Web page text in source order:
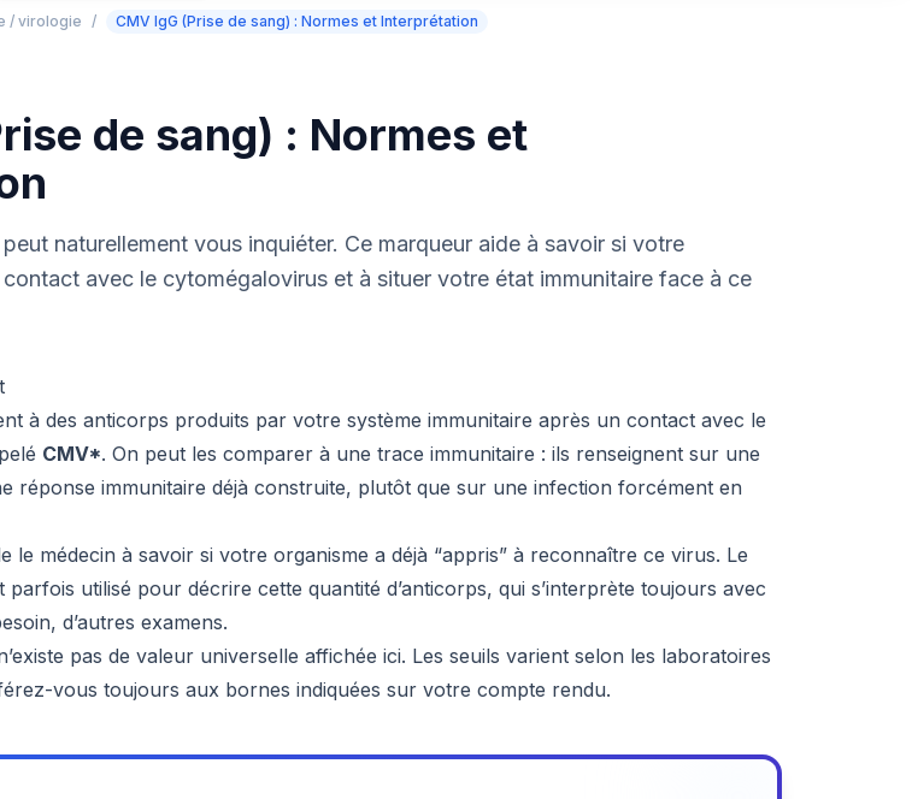
/ virologie / CMV IgG (Prise de sang) : Normes et Interprétation
de sang) : Normes et
naturellement vous inquiéter. Ce marqueur aide à savoir si votre
avec le cytomégalovirus et à situer votre état immunitaire face à ce
à des anticorps produits par votre système immunitaire après un contact avec le
CMV*. On peut les comparer à une trace immunitaire : ils renseignent sur une
réponse immunitaire déjà construite, plutôt que sur une infection forcément en
le médecin à savoir si votre organisme a déjà “appris” à reconnaître ce virus. Le
parfois utilisé pour décrire cette quantité d’anticorps, qui s’interprète toujours avec
d’autres examens.
pas de valeur universelle affichée ici. Les seuils varient selon les laboratoires
vous toujours aux bornes indiquées sur votre compte rendu.